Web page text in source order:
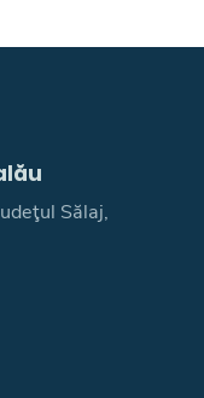
Sălaj,